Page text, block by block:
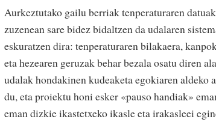
Aurkeztutako gailu berriak tenperaturaren
zuzenean sare bidez bidaltzen da udalaren
eskuratzen dira: tenperaturaren bilakaera,
eta hezearen geruzak behar bezala osatu diren
udalak hondakinen kudeaketa egokiaren aldeko
du, eta proiektu honi esker «pauso handiak»
eman dizkie ikastetxeko ikasle eta irakasleei